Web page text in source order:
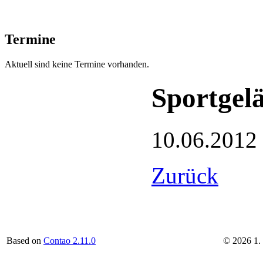
Termine
Aktuell sind keine Termine vorhanden.
10.06.2012
Zurück
Based on Contao 2.11.0 © 2026